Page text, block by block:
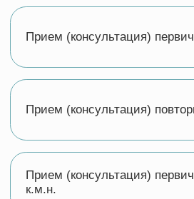
материалы